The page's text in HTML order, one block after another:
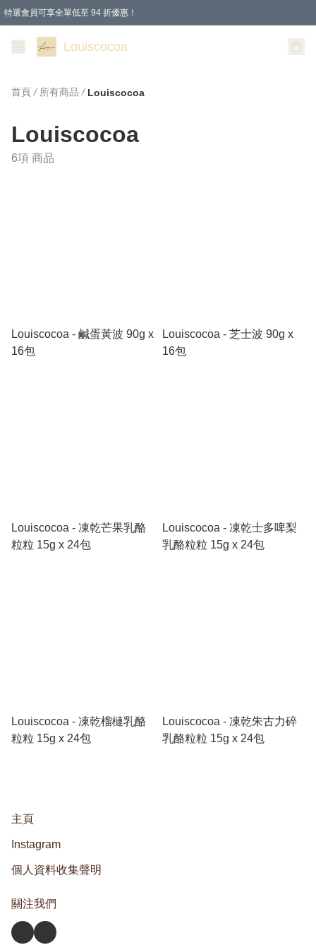
特選會員可享全單低至 94 折優惠！
購物滿 HKD 200.00即享免運費優惠！（適用於 本地送貨、本地取貨 )
Louiscocoa
首頁 / 所有商品 / Louiscocoa
Louiscocoa
6項 商品
Louiscocoa - 鹹蛋黃波 90g x
16包
Louiscocoa - 芝士波 90g x
16包
Louiscocoa - 凍乾芒果乳酪
粒粒 15g x 24包
Louiscocoa - 凍乾士多啤梨
乳酪粒粒 15g x 24包
Louiscocoa - 凍乾榴槤乳酪
粒粒 15g x 24包
Louiscocoa - 凍乾朱古力碎
乳酪粒粒 15g x 24包
主頁
Instagram
個人資料收集聲明
關注我們